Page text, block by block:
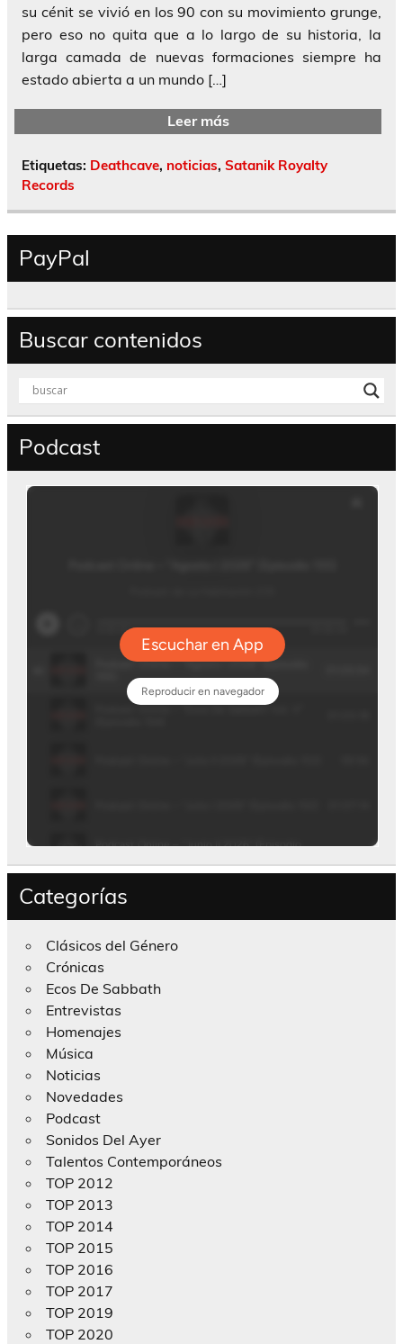
su cénit se vivió en los 90 con su movimiento grunge,
pero eso no quita que a lo largo de su historia, la
larga camada de nuevas formaciones siempre ha
estado abierta a un mundo […]
Leer más
Etiquetas: Deathcave, noticias, Satanik Royalty
Records
PayPal
Buscar contenidos
Podcast
Categorías
Clásicos del Género
Crónicas
Ecos De Sabbath
Entrevistas
Homenajes
Música
Noticias
Novedades
Podcast
Sonidos Del Ayer
Talentos Contemporáneos
TOP 2012
TOP 2013
TOP 2014
TOP 2015
TOP 2016
TOP 2017
TOP 2019
TOP 2020